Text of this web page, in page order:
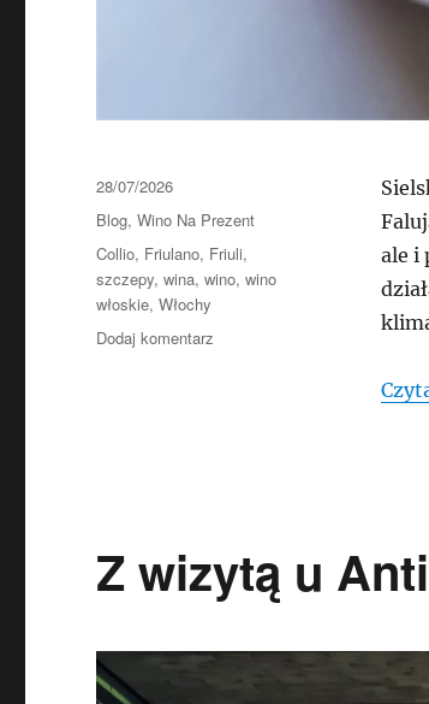
ale i
Data
publikacji
28/07/2026
Kategorie
Blog,Wino Na Prezent
Tagi
Collio, Friulano, Friuli,
szczepy,wina,wino,wino
włoskie,Włochy
Dodaj komentarz
Z wizytą u